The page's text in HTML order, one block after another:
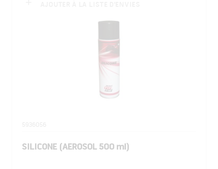
5936056
SILICONE (AEROSOL 500 ml)